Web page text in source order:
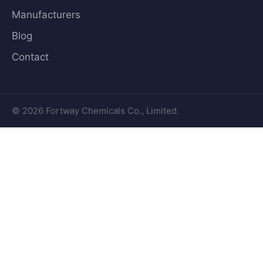
Manufacturers
Blog
Contact
© 2026 Fortway Chemicals Co., Limited.